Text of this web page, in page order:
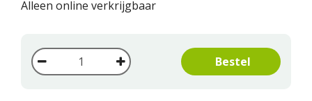
Alleen online verkrijgbaar